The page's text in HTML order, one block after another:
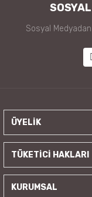
Sosyal
ÜYELİK
TÜKETİCİ HAKLARI
KURUMSAL